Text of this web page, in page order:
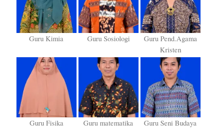
Guru Kimia Guru Sosiologi
Guru Pend.Agama
Kristen
Guru Fisika Guru matematika Guru Seni Budaya